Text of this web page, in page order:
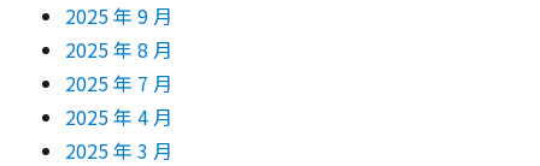
2025 年 9 月
2025 年 8 月
2025 年 7 月
2025 年 4 月
2025 年 3 月